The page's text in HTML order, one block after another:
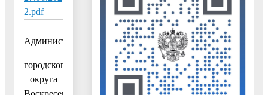
2.pdf
Администрация
городского
округа